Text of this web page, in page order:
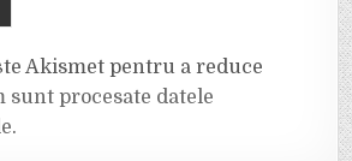
Akismet pentru a reduce
sunt procesate datele
.